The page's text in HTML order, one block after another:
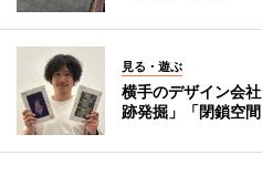
見る・遊ぶ
横手のデザイン会
跡発掘」「閉鎖空